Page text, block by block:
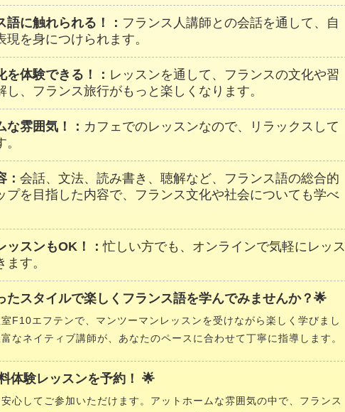
語に触れられる！： フランス人講師との会話を通して、自
現を身につけられます。
を体験できる！： レッスンを通して、フランスの文化や習
し、フランス旅行がもっと楽しくなります。
な雰囲気！： カフェでのレッスンなので、リラックスして
： 会話、文法、読み書き、聴解など、フランス語の総合的
プを目指した内容で、フランス文化や社会についても学べ
ッスンもOK！：忙しい方でも、オンラインで気軽にレッス
す。
たスタイルで楽しくフランス語を学んでみませんか？🌟
F10エフテンで、マンツーマンレッスンを受けながら楽しく学びまし
なネイティブ講師が、あなたのペースに合わせて丁寧に指導します。
体験レッスンを予約！ 🌟
心してご参加いただけます。アットホームな雰囲気の中で、フランス